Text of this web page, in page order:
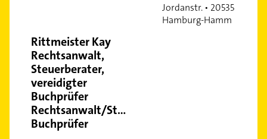
Rittmeister Kay
Rechtsanwalt,
Steuerberater,
vereidigter
Buchprüfer
Rechtsanwalt/Steuerberater/vereidigter
Buchprüfer
Jordanstr. • 20535
Hamburg-Hamm